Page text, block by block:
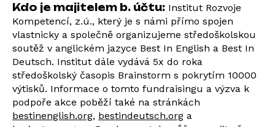
Kdo je majitelem b. účtu: Institut Rozvoje
Kompetencí, z.ú., který je s námi přímo spojen
vlastnicky a společně organizujeme středoškolskou
soutěž v anglickém jazyce Best In English a Best In
Deutsch. Institut dále vydává 5x do roka
středoškolský časopis Brainstorm s pokrytím 10000
výtisků. Informace o tomto fundraisingu a výzva k
podpoře akce poběží také na stránkách
bestinenglish.org, bestindeutsch.org a